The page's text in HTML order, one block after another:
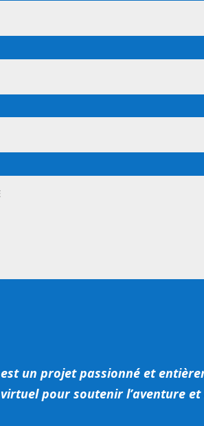
est un projet passionné et
pour soutenir l’aventure